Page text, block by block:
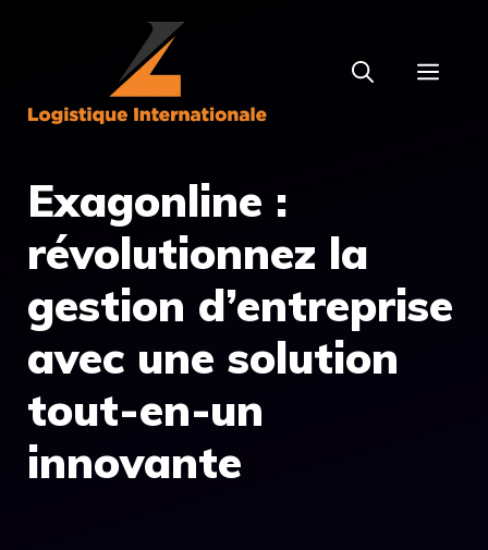
Exagonline :
révolutionnez la
gestion d’entreprise
avec une solution
tout-en-un
innovante